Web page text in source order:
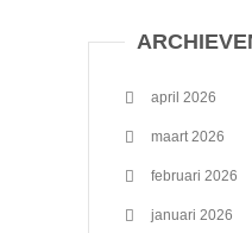
april 2026
maart 2026
februari 2026
januari 2026